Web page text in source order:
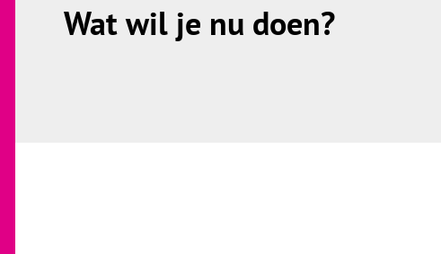
Wat wil je nu doen?